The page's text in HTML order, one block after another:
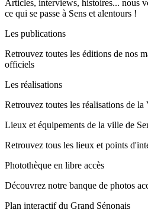
Articles, interviews, histoires... nous
ce qui se passe à Sens et alentours !
Les publications
Retrouvez toutes les éditions de nos
officiels
Les réalisations
Retrouvez toutes les réalisations de la
Lieux et équipements de la ville de
Retrouvez tous les lieux et points
Photothèque en libre accès
Découvrez notre banque de photos
Plan interactif du Grand Sénonais